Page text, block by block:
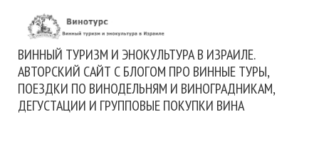
ВИННЫЙ ТУРИЗМ И ЭНОКУЛЬТУРА В ИЗРАИЛЕ.
АВТОРСКИЙ САЙТ С БЛОГОМ ПРО ВИННЫЕ ТУРЫ,
ПОЕЗДКИ ПО ВИНОДЕЛЬНЯМ И ВИНОГРАДНИКАМ,
ДЕГУСТАЦИИ И ГРУППОВЫЕ ПОКУПКИ ВИНА